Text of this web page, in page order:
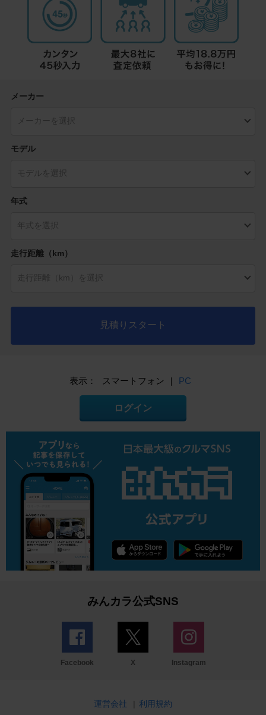
メーカー
モデル
年式
走行距離（km）
見積りスタート
表示： スマートフォン | PC
ログイン
みんカラ公式SNS
Facebook X Instagram
運営会社 | 利用規約